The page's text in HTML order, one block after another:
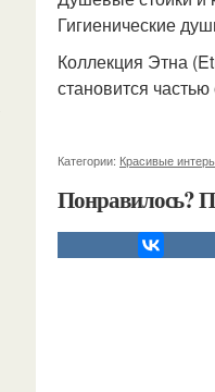
Гигиенические
Коллекция Этна
становится
Категории: Красивые
Понравилось?